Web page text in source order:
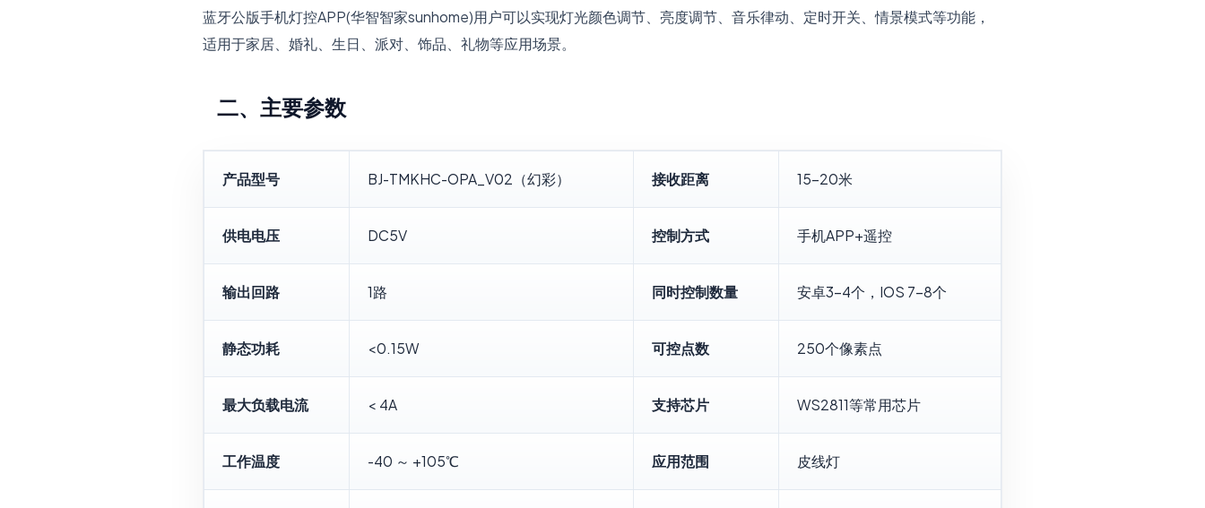
蓝牙公版手机灯控APP(华智智家sunhome)用户可以实现灯光颜色调节、亮度调节、音乐律动、定时开关、情景模式等功能，
适用于家居、婚礼、生日、派对、饰品、礼物等应用场景。
二、主要参数
产品型号 BJ-TMKHC-OPA_V02（幻彩） 接收距离 15-20米
供电电压 DC5V 控制方式 手机APP+遥控
输出回路 1路 同时控制数量 安卓3-4个，IOS 7-8个
静态功耗 <0.15W 可控点数 250个像素点
最大负载电流 < 4A 支持芯片 WS2811等常用芯片
工作温度 -40 ～ +105℃ 应用范围 皮线灯